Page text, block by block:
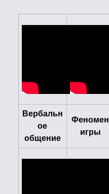
Вербальн
ое
общение
Феномен
игры